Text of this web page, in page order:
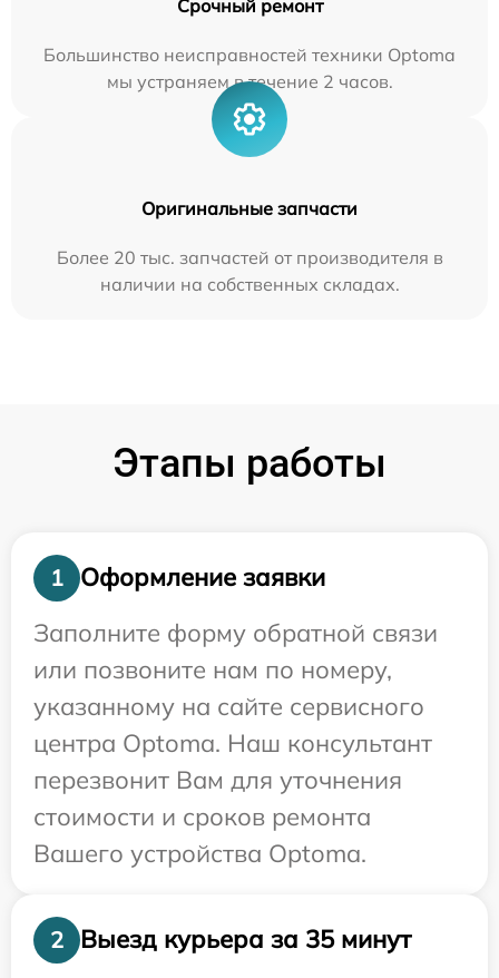
Срочный ремонт
Большинство неисправностей техники Optoma
мы устраняем в течение 2 часов.
Оригинальные запчасти
Более 20 тыс. запчастей от производителя в
наличии на собственных складах.
Этапы работы
1
Оформление заявки
Заполните форму обратной связи
или позвоните нам по номеру,
указанному на сайте сервисного
центра Optoma. Наш консультант
перезвонит Вам для уточнения
стоимости и сроков ремонта
Вашего устройства Optoma.
2 Выезд курьера за 35 минут